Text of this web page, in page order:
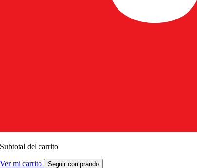
Subtotal del carrito
Ver mi carrito Seguir comprando